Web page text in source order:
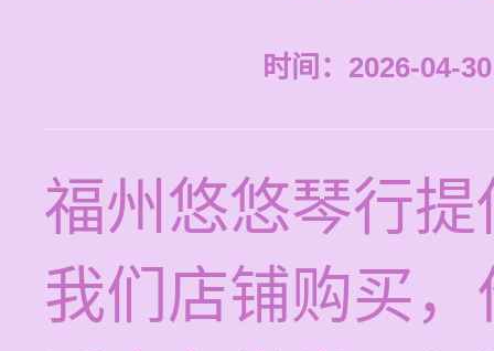
时间：2026-04-
福州悠悠琴行
我们店铺购买